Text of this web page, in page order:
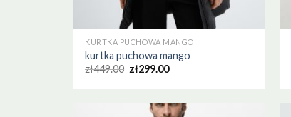
KURTKA PUCHOWA MANGO
kurtka puchowa mango
zł449.00 zł299.00